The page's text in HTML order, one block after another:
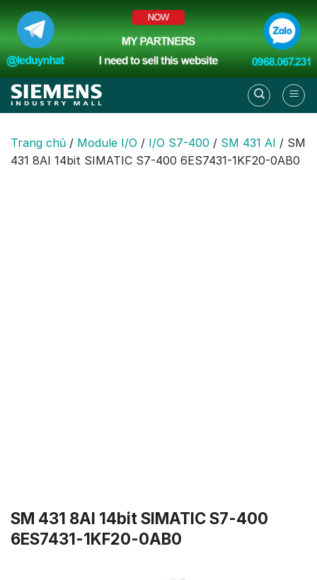
to
content
Trang chủ / Module I/O / I/O S7-400 / SM 431 AI / SM
431 8AI 14bit SIMATIC S7-400 6ES7431-1KF20-0AB0
SM 431 8AI 14bit SIMATIC S7-400
6ES7431-1KF20-0AB0